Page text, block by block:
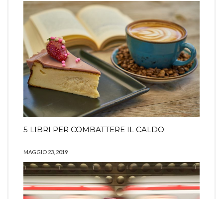
5 LIBRI PER COMBATTERE IL CALDO
MAGGIO 23, 2019